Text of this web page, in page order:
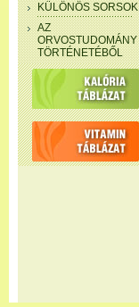
KÜLÖNÖS SORSOK
AZ
ORVOSTUDOMÁNY
TÖRTÉNETÉBŐL